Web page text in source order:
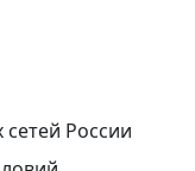
России